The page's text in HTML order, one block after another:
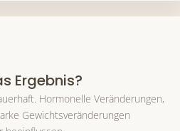
Ergebnis?
Hormonelle Veränderungen,
Gewichtsveränderungen